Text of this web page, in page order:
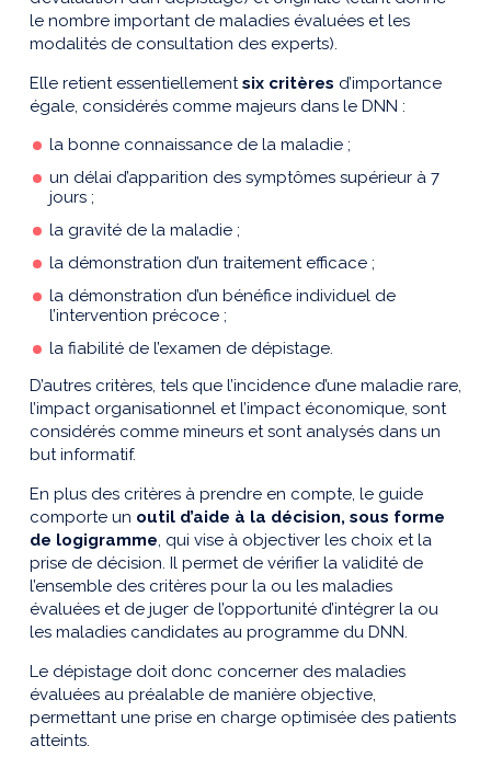
le nombre important de maladies évaluées et les
modalités de consultation des experts).
Elle retient essentiellementsix critères d’importance
égale, considérés comme majeurs dans le DNN :
la bonne connaissance de la maladie ;
un délai d’apparition des symptômes supérieur à 7
jours ;
la gravité de la maladie ;
la démonstration d’un traitement efficace ;
la démonstration d’un bénéfice individuel de
l’intervention précoce ;
la fiabilité de l’examen de dépistage.
D’autres critères, tels que l’incidence d’une maladie rare,
l’impact organisationnel et l’impact économique, sont
considérés comme mineurs et sont analysés dans un
but informatif.
En plus des critères à prendre en compte, le guide
comporte un outil d’aide à la décision, sous forme
de logigramme, qui vise à objectiver les choix et la
prise de décision. Il permet de vérifier la validité de
l’ensemble des critères pour la ou les maladies
évaluées et de juger de l’opportunité d’intégrer la ou
les maladies candidates au programme du DNN.
Le dépistage doit donc concerner des maladies
évaluées au préalable de manière objective,
permettant une prise en charge optimisée des patients
atteints.